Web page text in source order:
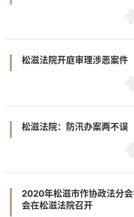
松滋法院开庭审理涉恶案件
松滋法院：防汛办案两不误
2020年松滋市作协政法分会
会在松滋法院召开